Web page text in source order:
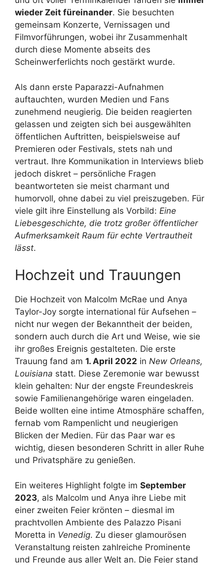
wieder Zeit füreinander. Sie besuchten
gemeinsam Konzerte, Vernissagen und
Filmvorführungen, wobei ihr Zusammenhalt
durch diese Momente abseits des
Scheinwerferlichts noch gestärkt wurde.
Als dann erste Paparazzi-Aufnahmen
auftauchten, wurden Medien und Fans
zunehmend neugierig. Die beiden reagierten
gelassen und zeigten sich bei ausgewählten
öffentlichen Auftritten, beispielsweise auf
Premieren oder Festivals, stets nah und
vertraut. Ihre Kommunikation in Interviews blieb
jedoch diskret – persönliche Fragen
beantworteten sie meist charmant und
humorvoll, ohne dabei zu viel preiszugeben. Für
viele gilt ihre Einstellung als Vorbild: Eine
Liebesgeschichte, die trotz großer öffentlicher
Aufmerksamkeit Raum für echte Vertrautheit
lässt.
Hochzeit und Trauungen
Die Hochzeit von Malcolm McRae und Anya
Taylor-Joy sorgte international für Aufsehen –
nicht nur wegen der Bekanntheit der beiden,
sondern auch durch die Art und Weise, wie sie
ihr großes Ereignis gestalteten. Die erste
Trauung fand am 1. April 2022 in New Orleans,
Louisiana statt. Diese Zeremonie war bewusst
klein gehalten: Nur der engste Freundeskreis
sowie Familienangehörige waren eingeladen.
Beide wollten eine intime Atmosphäre schaffen,
fernab vom Rampenlicht und neugierigen
Blicken der Medien. Für das Paar war es
wichtig, diesen besonderen Schritt in aller Ruhe
und Privatsphäre zu genießen.
Ein weiteres Highlight folgte im September
2023, als Malcolm und Anya ihre Liebe mit
einer zweiten Feier krönten – diesmal im
prachtvollen Ambiente des Palazzo Pisani
Moretta in Venedig. Zu dieser glamourösen
Veranstaltung reisten zahlreiche Prominente
und Freunde aus aller Welt an. Die Feier stand